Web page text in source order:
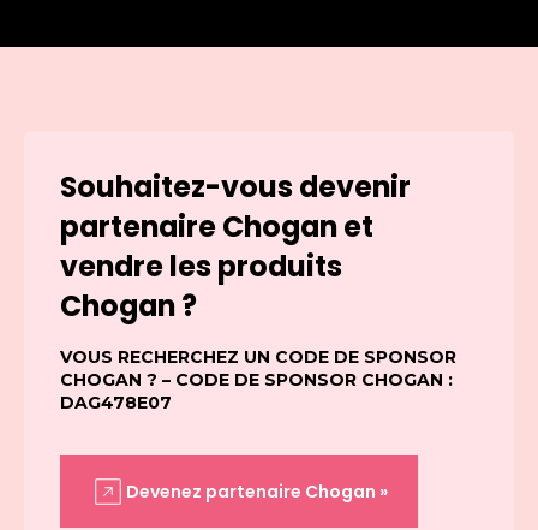
Souhaitez-vous devenir
partenaire Chogan et
vendre les produits
Chogan ?
VOUS RECHERCHEZ UN CODE DE SPONSOR
CHOGAN ? – CODE DE SPONSOR CHOGAN :
DAG478E07
Devenez partenaire Chogan »